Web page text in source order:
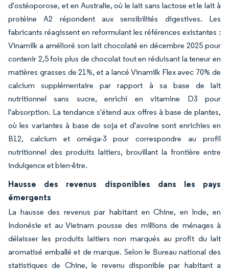
d'ostéoporose, et en Australie, où le lait sans lactose et le lait à
protéine A2 répondent aux sensibilités digestives. Les
fabricants réagissent en reformulant les références existantes :
Vinamilk a amélioré son lait chocolaté en décembre 2025 pour
contenir 2,5 fois plus de chocolat tout en réduisant la teneur en
matières grasses de 21%, et a lancé Vinamilk Flex avec 70% de
calcium supplémentaire par rapport à sa base de lait
nutritionnel sans sucre, enrichi en vitamine D3 pour
l'absorption. La tendance s'étend aux offres à base de plantes,
où les variantes à base de soja et d'avoine sont enrichies en
B12, calcium et oméga-3 pour correspondre au profil
nutritionnel des produits laitiers, brouillant la frontière entre
indulgence et bien-être.
Hausse des revenus disponibles dans les pays
émergents
La hausse des revenus par habitant en Chine, en Inde, en
Indonésie et au Vietnam pousse des millions de ménages à
délaisser les produits laitiers non marqués au profit du lait
aromatisé emballé et de marque. Selon le Bureau national des
statistiques de Chine, le revenu disponible par habitant a